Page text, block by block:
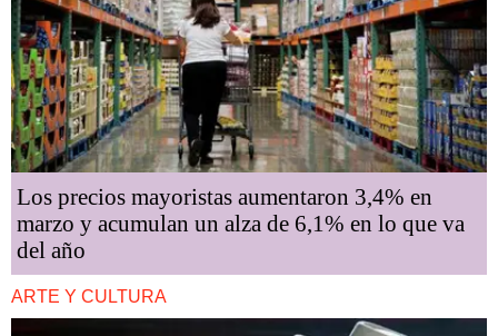
Los precios mayoristas aumentaron 3,4% en
marzo y acumulan un alza de 6,1% en lo que va
del año
ARTE Y CULTURA